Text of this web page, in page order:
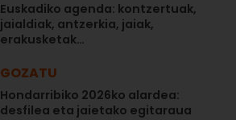
Euskadiko agenda: kontzertuak,
jaialdiak, antzerkia, jaiak,
erakusketak…
GOZATU
Hondarribiko 2026ko alardea:
desfilea eta jaietako egitaraua